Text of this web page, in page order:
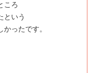
ころ
という
ったです。